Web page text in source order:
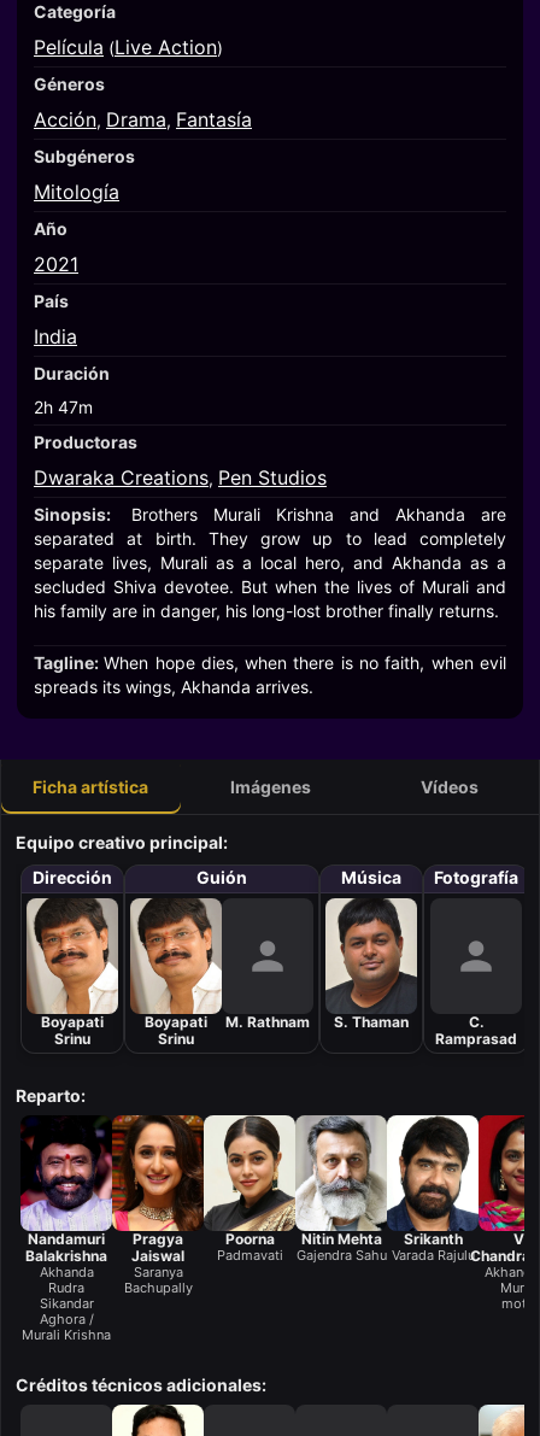
Categoría
Película (Live Action)
Géneros
Acción, Drama, Fantasía
Subgéneros
Mitología
Año
2021
País
India
Duración
2h 47m
Productoras
Dwaraka Creations, Pen Studios
Sinopsis:
Brothers Murali Krishna and Akhanda are
separated at birth. They grow up to lead completely
separate lives, Murali as a local hero, and Akhanda as a
secluded Shiva devotee. But when the lives of Murali and
his family are in danger, his long-lost brother finally returns.
Tagline: When hope dies, when there is no faith, when evil
spreads its wings, Akhanda arrives.
Ficha artística Imágenes Vídeos
Equipo creativo principal:
Dirección
Boyapati
Srinu
Guión
Boyapati
Srinu
M. Rathnam
Música
S. Thaman
Fotografía
C.
Ramprasad
Reparto:
Nandamuri
Balakrishna
Akhanda
Rudra
Sikandar
Aghora /
Murali Krishna
Pragya
Jaiswal
Saranya
Bachupally
Poorna
Padmavati
Nitin Mehta
Gajendra Sahu
Srikanth
Varada Rajulu
Viji
Créditos técnicos adicionales: